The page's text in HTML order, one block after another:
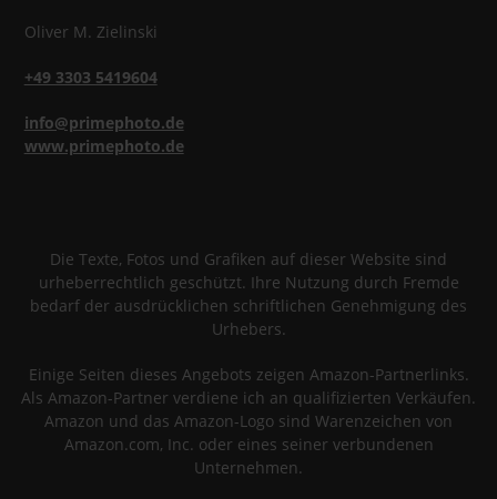
Oliver M. Zielinski
+49 3303 5419604
info@primephoto.de
www.primephoto.de
Die Texte, Fotos und Grafiken auf dieser Website sind
urheberrechtlich geschützt. Ihre Nutzung durch Fremde
bedarf der ausdrücklichen schriftlichen Genehmigung des
Urhebers.
Einige Seiten dieses Angebots zeigen Amazon-Partnerlinks.
Als Amazon-Partner verdiene ich an qualifizierten Verkäufen.
Amazon und das Amazon-Logo sind Warenzeichen von
Amazon.com, Inc. oder eines seiner verbundenen
Unternehmen.